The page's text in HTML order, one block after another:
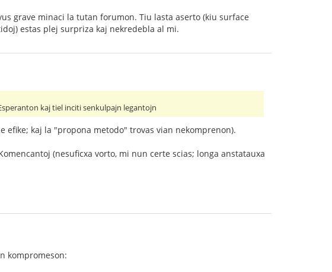
grave minaci la tutan forumon. Tiu lasta aserto (kiu surface
estas plej surpriza kaj nekredebla al mi.
kaj tiel inciti senkulpajn legantojn
kaj la "propona metodo" trovas vian nekomprenon).
(nesuficxa vorto, mi nun certe scias; longa anstatauxa
kompromeson: